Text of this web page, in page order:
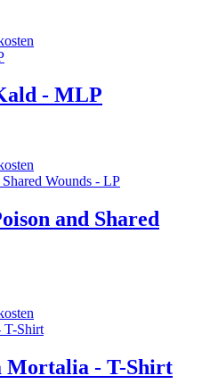
- MLP
and Shared
Mortalia - T-Shirt